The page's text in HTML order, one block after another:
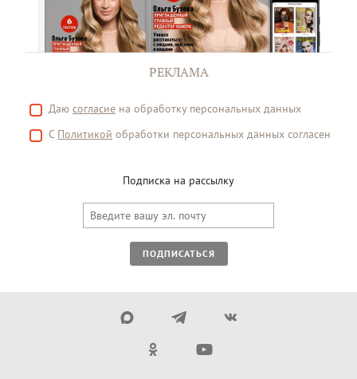
РЕКЛАМА
Даю согласие на обработку персональных данных
С Политикой обработки персональных данных согласен
Подписка на рассылку
ПОДПИСАТЬСЯ